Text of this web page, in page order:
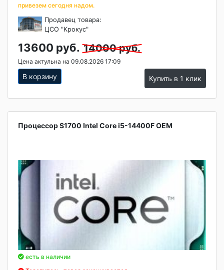
привезем сегодня надом.
Продавец товара:
ЦСО "Крокус"
13600 руб. 14000 руб.
Цена актульна на 09.08.2026 17:09
В корзину Купить в 1 клик
Процессор S1700 Intel Core i5-14400F OEM
есть в наличии